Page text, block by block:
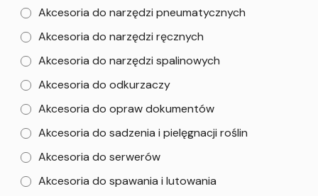
Akcesoria do narzędzi pneumatycznych
Akcesoria do narzędzi ręcznych
Akcesoria do narzędzi spalinowych
Akcesoria do odkurzaczy
Akcesoria do opraw dokumentów
Akcesoria do sadzenia i pielęgnacji roślin
Akcesoria do serwerów
Akcesoria do spawania i lutowania